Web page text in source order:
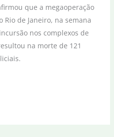
que a megaoperação
de Janeiro, na semana
nos complexos de
na morte de 121